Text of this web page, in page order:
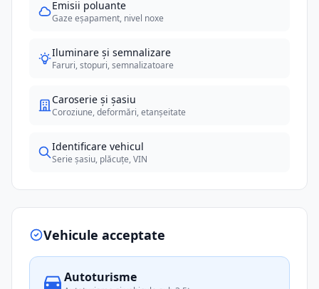
Emisii poluante
Gaze eșapament, nivel noxe
Iluminare și semnalizare
Faruri, stopuri, semnalizatoare
Caroserie și șasiu
Coroziune, deformări, etanșeitate
Identificare vehicul
Serie șasiu, plăcuțe, VIN
Vehicule acceptate
Autoturisme